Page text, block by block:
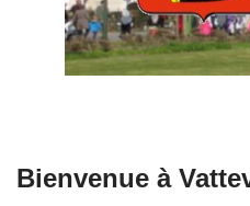
Bienvenue à